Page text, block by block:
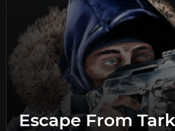
Escape From